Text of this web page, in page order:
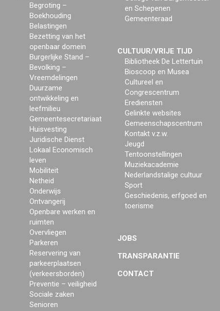
Begroting –
Boekhouding
Belastingen
Bezetting van het
openbaar domein
Burgerlijke Stand –
Bevolking –
Vreemdelingen
Duurzame
ontwikkeling en
leefmilieu
Gemeentesecretariaat
Huisvesting
Juridische Dienst
Lokaal Economisch
leven
Mobiliteit
Netheid
Onderwijs
Ontvangerij
Openbare werken en
ruimten
Overvliegen
Parkeren
Reservering van
parkeerplaatsen
(verkeersborden)
Preventie – veiligheid
Sociale zaken
Senioren
en Schepenen
Gemeenteraad
CULTUUR/VRIJE TIJD
Bibliotheek De Lettertuin
Bioscoop en Musea
Cultureel en
Congrescentrum
Erediensten
Gelinkte websites
Gemeenschapscentrum
Kontakt v.z.w.
Jeugd
Tentoonstellingen
Muziekacademie
Nederlandstalige cultuur
Sport
Geschiedenis, erfgoed en
toerisme
JOBS
TRANSPARANTIE
CONTACT